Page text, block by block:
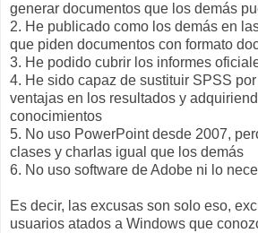
generar documentos que los demás
2. He publicado como los demás en
que piden documentos con formato
3. He podido cubrir los informes
4. He sido capaz de sustituir SPSS
ventajas en los resultados y
conocimientos
5. No uso PowerPoint desde 2007,
clases y charlas igual que los demás
6. No uso software de Adobe ni lo
Es decir, las excusas son solo eso,
usuarios atados a Windows que